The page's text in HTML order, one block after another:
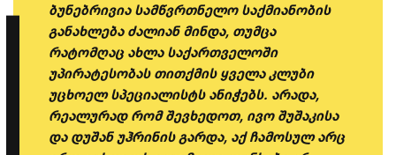
ბუნებრივია სამწვრთნელო საქმიანობის
განახლება ძალიან მინდა, თუმცა
რატომღაც ახლა საქართველოში
უპირატესობას თითქმის ყველა კლუბი
უცხოელ სპეციალისტს ანიჭებს. არადა,
რეალურად რომ შევხედოთ, ივო შუშაკისა
და დუშან უჰრინის გარდა, აქ ჩამოსულ არც